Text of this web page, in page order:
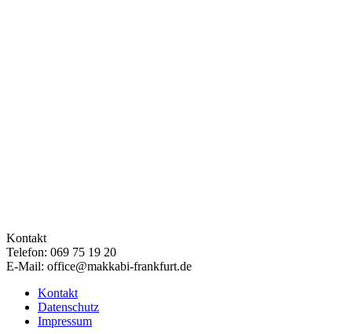
Kontakt
Telefon: 069 75 19 20
E-Mail: office@makkabi-frankfurt.de
Kontakt
Datenschutz
Impressum